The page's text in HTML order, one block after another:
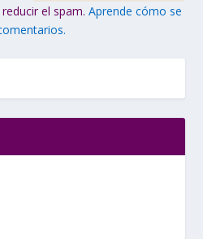
reducir el spam.Aprende cómo se